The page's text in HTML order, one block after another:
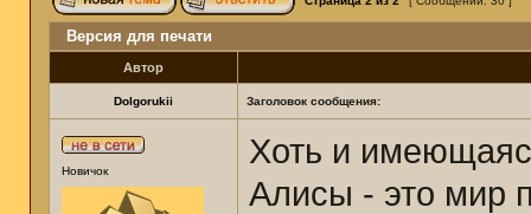
Версия для печати
Автор
Dolgorukii Заголовок сообщения:
Новичок
Хоть и
Алисы - это мир